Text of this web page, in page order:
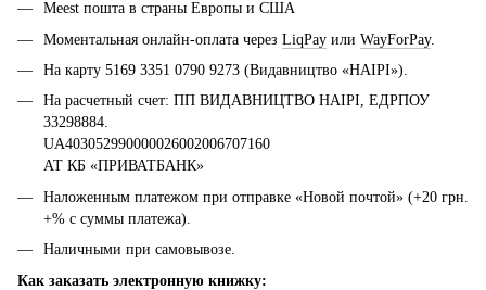
Meest пошта в страны Европы и США
Моментальная онлайн-оплата через LiqPay или WayForPay.
На карту 5169 3351 0790 9273 (Видавництво «НАІРІ»).
На расчетный счет: ПП ВИДАВНИЦТВО НАІРІ, ЕДРПОУ
33298884.
UA403052990000026002006707160
АТ КБ «ПРИВАТБАНК»
Наложенным платежом при отправке «Новой почтой» (+20 грн.
+% с суммы платежа).
Наличными при самовывозе.
Как заказать электронную книжку: